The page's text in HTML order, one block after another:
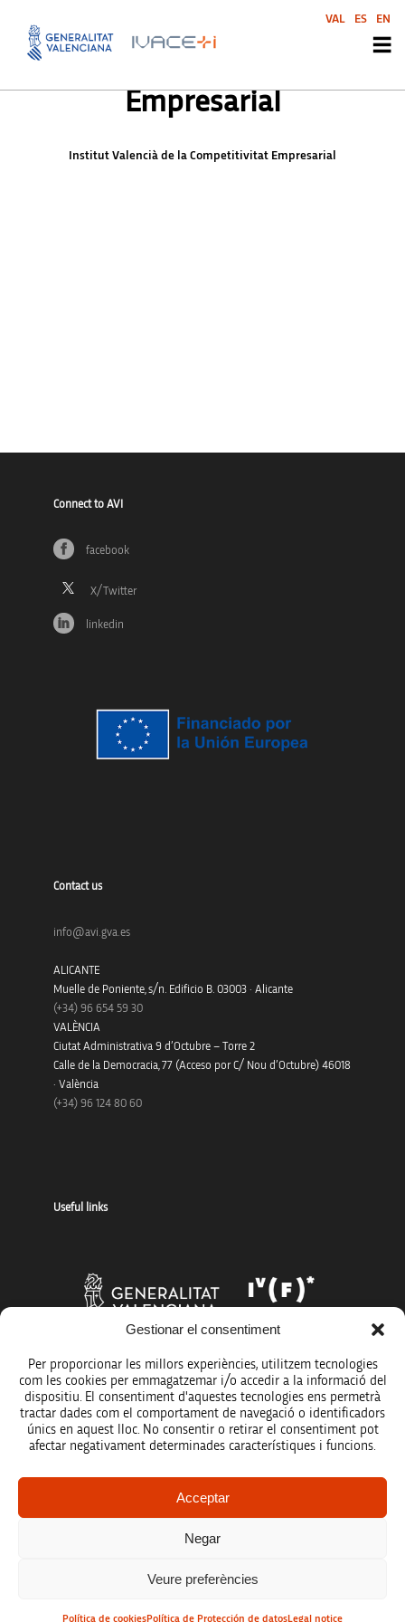
Gestionar el consentiment
Per proporcionar les millors experiències, utilitzem tecnologies
com les cookies per emmagatzemar i/o accedir a la informació del
dispositiu. El consentiment d'aquestes tecnologies ens permetrà
tractar dades com el comportament de navegació o identificadors
únics en aquest lloc. No consentir o retirar el consentiment pot
afectar negativament determinades característiques i funcions.
Acceptar
Negar
Veure preferències
Política de cookiesPolítica de Protección de datosLegal notice
Institut Valencià de la
Competitivitat
Empresarial
Institut Valencià de la Competitivitat Empresarial
Connect to AVI
facebook
linkedin
Contact us
info@avi.gva.es
ALICANTE
Muelle de Poniente, s/n. Edificio B. 03003 · Alicante
(+34) 96 654 59 30
VALÈNCIA
Ciutat Administrativa 9 d’Octubre – Torre 2
Calle de la Democracia, 77 (Acceso por C/ Nou d’Octubre) 46018
· València
(+34) 96 124 80 60
Useful links
VAL ES EN